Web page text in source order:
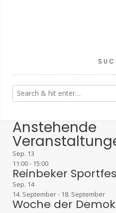
Anstehende
Sep. 13
11:00- 15:00
Reinbeker
Sep. 14
14. September- 18. September
Woche der